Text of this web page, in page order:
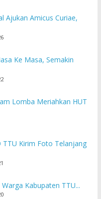
Ajukan Amicus Curiae,
Ke Masa, Semakin
Lomba Meriahkan HUT
TTU Kirim Foto Telanjang
Kabupaten TTU...